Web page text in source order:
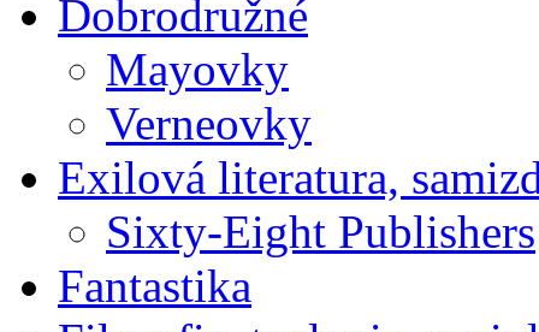
Dobrodružné
Mayovky
Verneovky
Exilová literatura,
Sixty-Eight Publishers
Fantastika